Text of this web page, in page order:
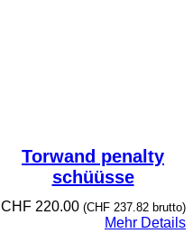
Torwand penalty
schüüsse
CHF220.00 (CHF237.82brutto)
Mehr Details